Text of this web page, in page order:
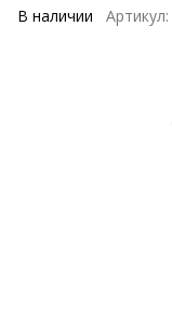
В наличии Артикул: